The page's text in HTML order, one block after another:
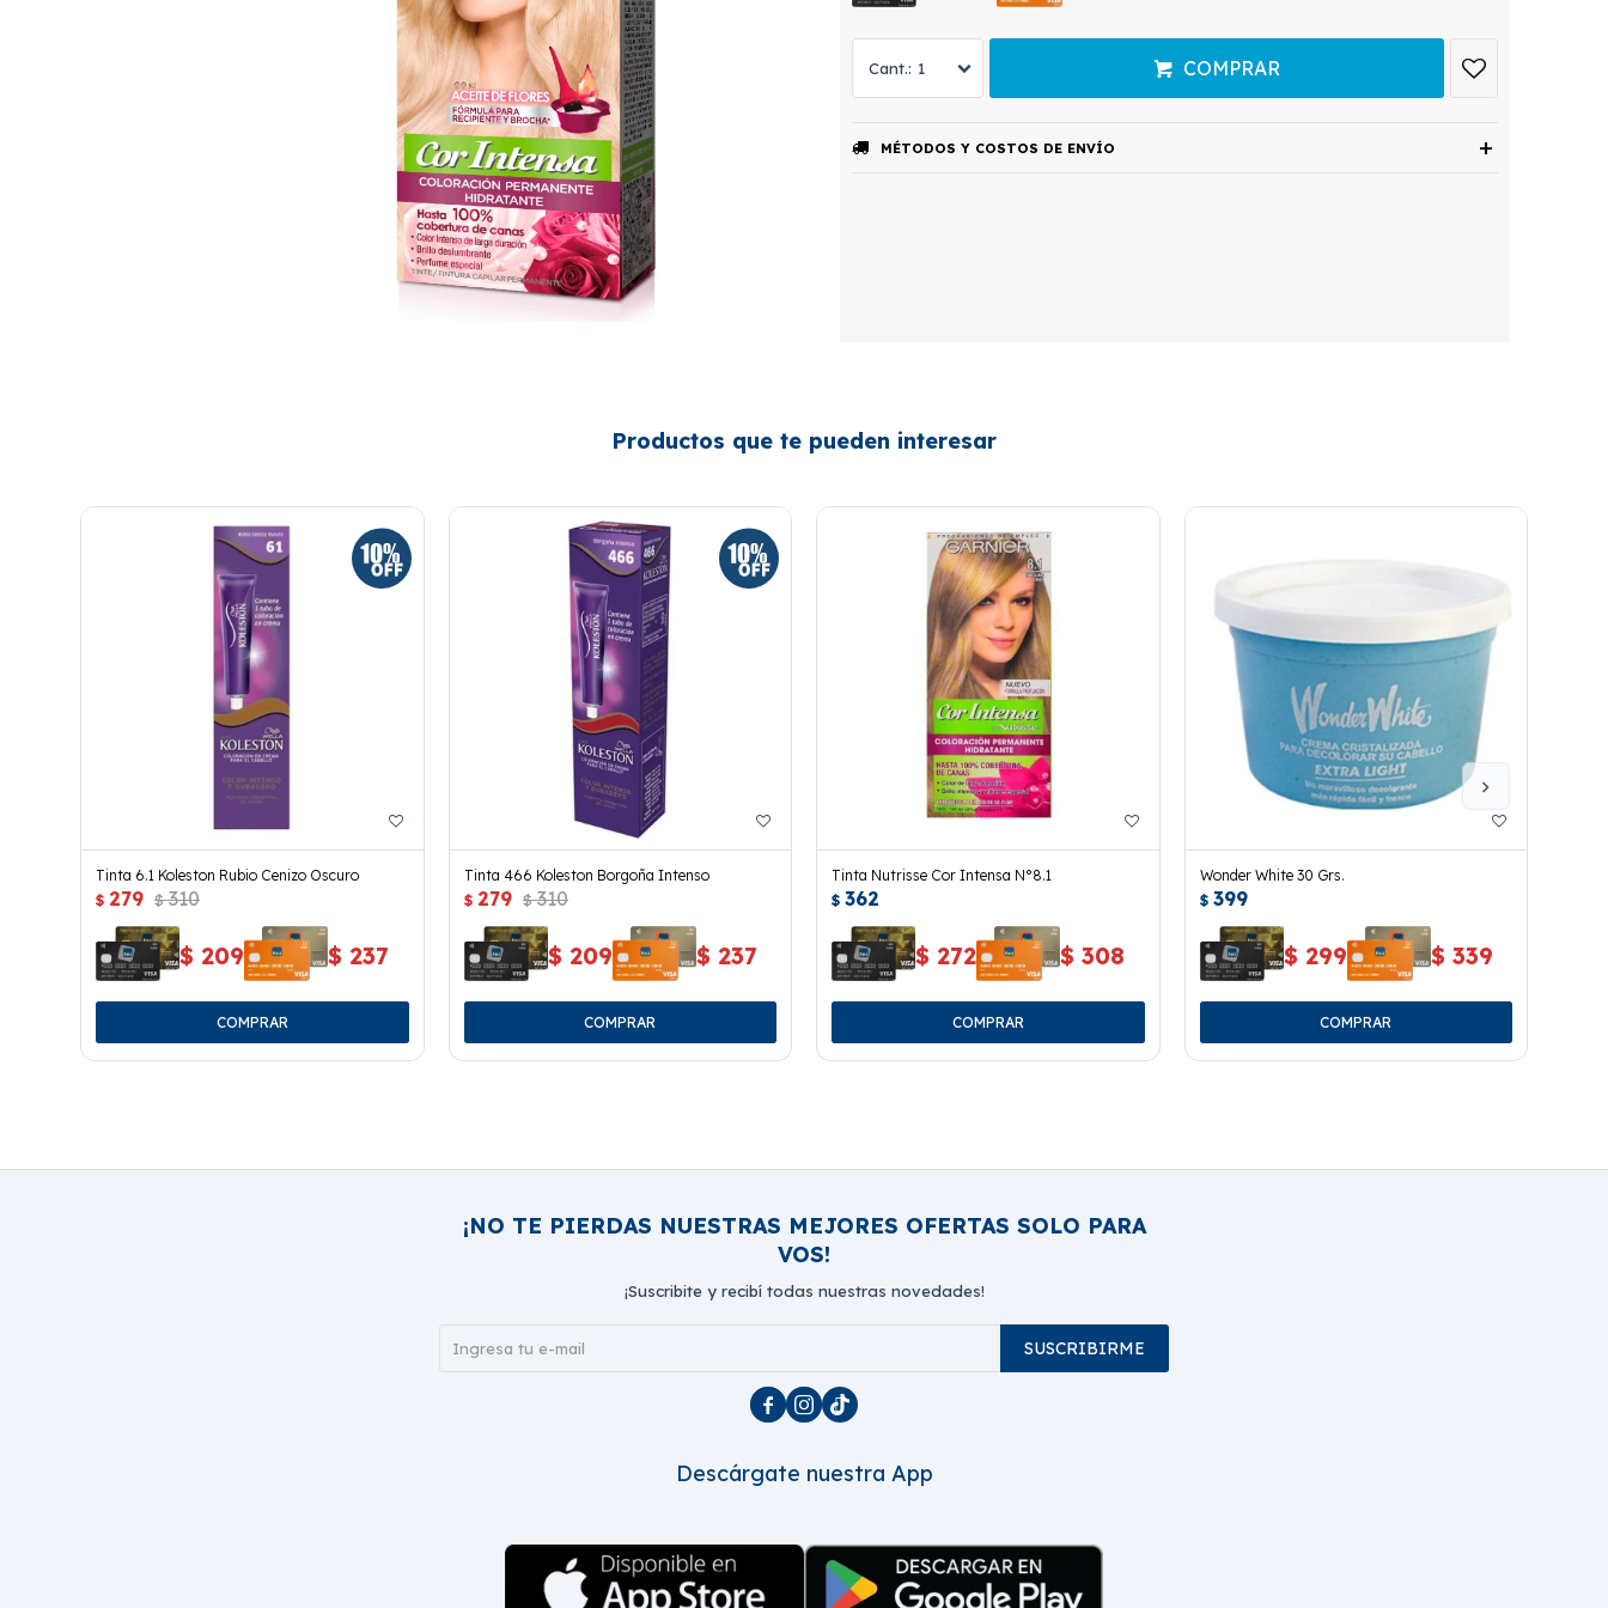
1 COMPRAR
MÉTODOS Y COSTOS DE ENVÍO
Productos que te pueden interesar
Tinta 6.1 Koleston Rubio Cenizo Oscuro
$ 279 $ 310
$ 209 $ 237
Tinta 466 Koleston Borgoña Intenso
$ 279 $ 310
$ 209 $ 237
Tinta Nutrisse Cor Intensa N°8.1
$ 362
$ 272 $ 308
Wonder White 30 Grs.
$ 399
$ 299 $ 339
¡NO TE PIERDAS NUESTRAS MEJORES OFERTAS SOLO PARA
VOS!
¡Suscribite y recibí todas nuestras novedades!
SUSCRIBIRME
  
Descárgate nuestra App